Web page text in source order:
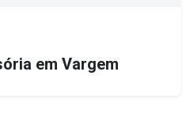
em Vargem